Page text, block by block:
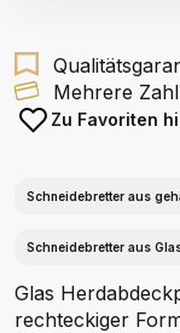
Mehrere
Zu Favoriten
Schneidebretter aus
Schneidebretter aus
Glas
rechteckiger